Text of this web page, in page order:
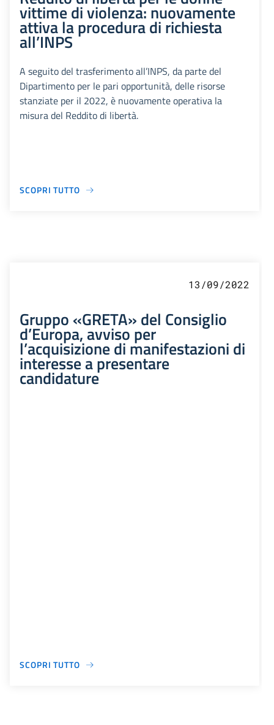
vittime di violenza: nuovamente
attiva la procedura di richiesta
all’INPS
A seguito del trasferimento all’INPS, da parte del
Dipartimento per le pari opportunità, delle risorse
stanziate per il 2022, è nuovamente operativa la
misura del Reddito di libertà.
SCOPRI TUTTO
13/09/2022
Gruppo «GRETA» del Consiglio
d’Europa, avviso per
l’acquisizione di manifestazioni di
interesse a presentare
candidature
SCOPRI TUTTO